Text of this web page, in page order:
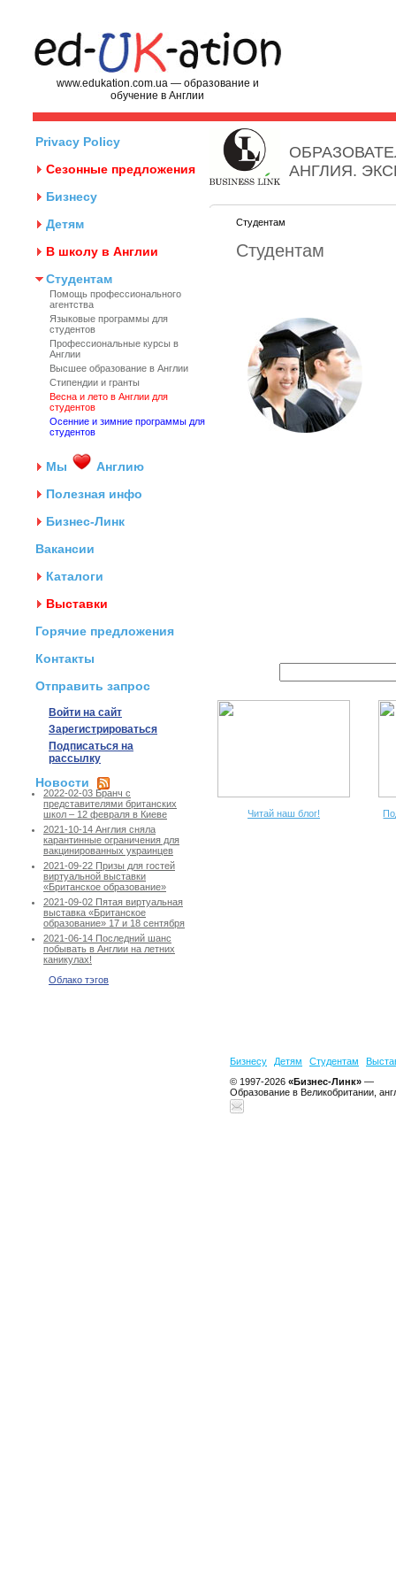
www.edukation.com.ua — образование и
обучение в Англии
Privacy Policy
Сезонные предложения
Бизнесу
Детям
В школу в Англии
Студентам
Помощь профессионального
агентства
Языковые программы для
студентов
Профессиональные курсы в
Англии
Высшее образование в Англии
Стипендии и гранты
Весна и лето в Англии для
студентов
Осенние и зимние программы для
студентов
Мы
Англию
Полезная инфо
Бизнес-Линк
Вакансии
Каталоги
Выставки
Горячие предложения
Контакты
Отправить запрос
Войти на сайт
Зарегистрироваться
Подписаться на
рассылку
Новости
2022-02-03 Бранч с
представителями британских
школ – 12 февраля в Киеве
2021-10-14 Англия сняла
карантинные ограничения для
вакцинированных украинцев
2021-09-22 Призы для гостей
виртуальной выставки
«Британское образование»
2021-09-02 Пятая виртуальная
выставка «Британское
образование» 17 и 18 сентября
2021-06-14 Последний шанс
побывать в Англии на летних
каникулах!
Облако тэгов
АНГЛИЯ.
Студентам
Студентам
Читай наш блог!
Бизнесу Детям Студентам
© 1997-2026 «Бизнес-Линк» —
Образование в Великобритании,